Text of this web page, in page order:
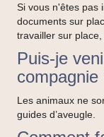
Si vous n'êtes pas
documents sur
travailler sur place,
Puis-je
compagnie
Les animaux ne
guides d’aveugle.